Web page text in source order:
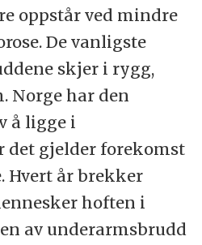
oppstår ved mindre
De vanligste
skjer i rygg,
Norge har den
å ligge i
det gjelder forekomst
Hvert år brekker
hoften i
av underarmsbrudd